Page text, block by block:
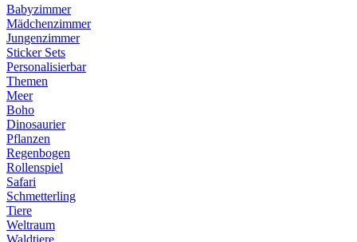
Babyzimmer
Mädchenzimmer
Jungenzimmer
Sticker Sets
Personalisierbar
Themen
Meer
Boho
Dinosaurier
Pflanzen
Regenbogen
Rollenspiel
Safari
Schmetterling
Tiere
Weltraum
Waldtiere